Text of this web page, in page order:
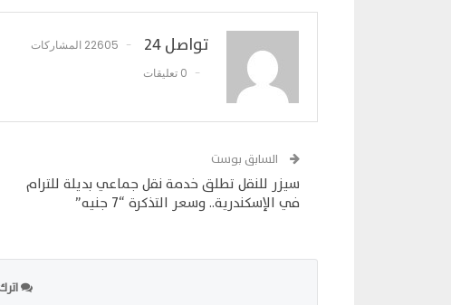
تواصل 24
22605 المشاركات
0 تعليقات
السابق بوست
سيزر للنقل تطلق خدمة نقل جماعي بديلة للترام
في الإسكندرية.. وسعر التذكرة “7 جنيه”